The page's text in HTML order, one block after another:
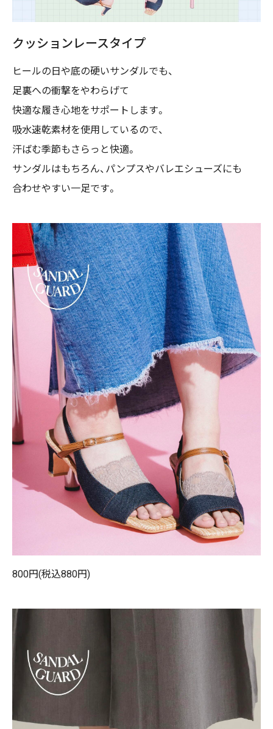
クッションレースタイプ
ヒールの日や底の硬いサンダルでも、
足裏への衝撃をやわらげて
快適な履き心地をサポートします。
吸水速乾素材を使用しているので、
汗ばむ季節もさらっと快適。
サンダルはもちろん、パンプスやバレエシューズにも
合わせやすい一足です。
800円(税込880円)